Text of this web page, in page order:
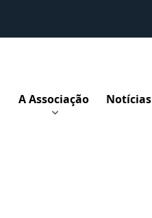
A Associação Notícias